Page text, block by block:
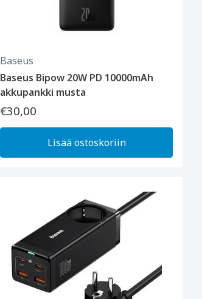
Baseus
Baseus Bipow 20W PD 10000mAh
akkupankki musta
€30,00
Lisää ostoskoriin